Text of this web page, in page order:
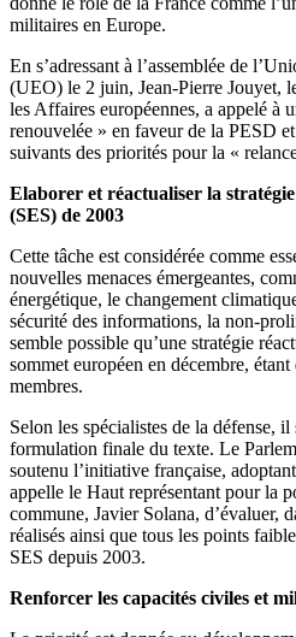
militaires en Europe.
En s’adressant à l’assemblée de
(UEO) le 2 juin, Jean-Pierre Jouyet,
les Affaires européennes, a appelé à
renouvelée » en faveur de la PESD
suivants des priorités pour la «
Elaborer et réactualiser la
(SES) de 2003
Cette tâche est considérée comme
nouvelles menaces émergeantes,
énergétique, le changement
sécurité des informations, la non-
semble possible qu’une stratégie
sommet européen en décembre,
membres.
Selon les spécialistes de la défense,
formulation finale du texte. Le
soutenu l’initiative française,
appelle le Haut représentant pour la
commune, Javier Solana, d’évaluer,
réalisés ainsi que tous les points
SES depuis 2003.
Renforcer les capacités civiles et